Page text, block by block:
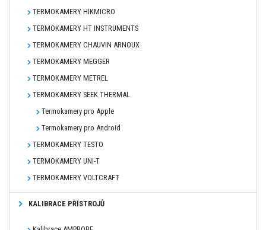
TERMOKAMERY HIKMICRO
TERMOKAMERY HT INSTRUMENTS
TERMOKAMERY CHAUVIN ARNOUX
TERMOKAMERY MEGGER
TERMOKAMERY METREL
TERMOKAMERY SEEK THERMAL
Termokamery pro Apple
Termokamery pro Android
TERMOKAMERY TESTO
TERMOKAMERY UNI-T
TERMOKAMERY VOLTCRAFT
KALIBRACE PŘÍSTROJŮ